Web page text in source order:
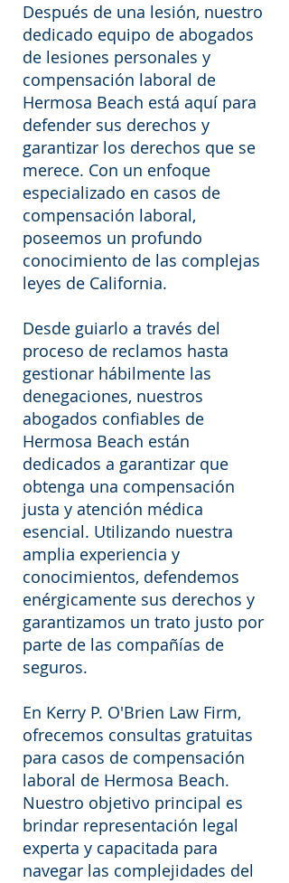
Después de una lesión, nuestro
dedicado equipo de abogados
de lesiones personales y
compensación laboral de
Hermosa Beach está aquí para
defender sus derechos y
garantizar los derechos que se
merece. Con un enfoque
especializado en casos de
compensación laboral,
poseemos un profundo
conocimiento de las complejas
leyes de California.
Desde guiarlo a través del
proceso de reclamos hasta
gestionar hábilmente las
denegaciones, nuestros
abogados confiables de
Hermosa Beach están
dedicados a garantizar que
obtenga una compensación
justa y atención médica
esencial. Utilizando nuestra
amplia experiencia y
conocimientos, defendemos
enérgicamente sus derechos y
garantizamos un trato justo por
parte de las compañías de
seguros.
En Kerry P. O'Brien Law Firm,
ofrecemos consultas gratuitas
para casos de compensación
laboral de Hermosa Beach.
Nuestro objetivo principal es
brindar representación legal
experta y capacitada para
navegar las complejidades del